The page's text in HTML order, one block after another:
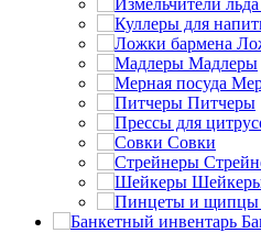
Мадлеры
Питчеры
Совки